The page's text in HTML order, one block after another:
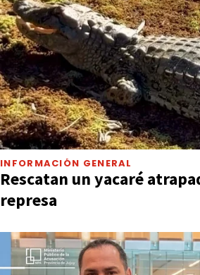
INFORMACIÓN GENERAL
Rescatan un yacaré
represa